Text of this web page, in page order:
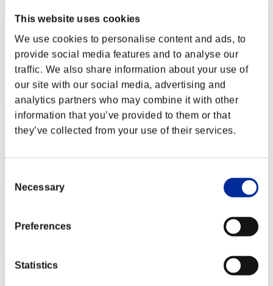
This website uses cookies
We use cookies to personalise content and ads, to
provide social media features and to analyse our
traffic. We also share information about your use of
our site with our social media, advertising and
analytics partners who may combine it with other
information that you’ve provided to them or that
they’ve collected from your use of their services.
Selection
Necessary
Preferences
Statistics
スコア: -
RANK
42
RANK